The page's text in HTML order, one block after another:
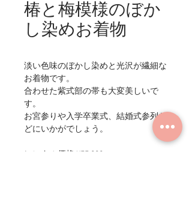
椿と梅模様のぼか
し染めお着物
淡い色味のぼかし染めと光沢が繊細な
お着物です。
合わせた紫式部の帯も大変美しいで
す。
お宮参りや入学卒業式、結婚式参列な
どにいかがでしょう。
レンタル価格 ¥55,000